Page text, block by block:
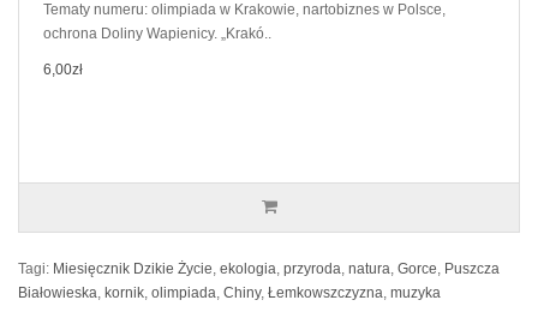
Tematy numeru: olimpiada w Krakowie, nartobiznes w Polsce,
ochrona Doliny Wapienicy. „Krakó..
6,00zł
Tagi: Miesięcznik Dzikie Życie, ekologia, przyroda, natura, Gorce, Puszcza
Białowieska, kornik, olimpiada, Chiny, Łemkowszczyzna, muzyka